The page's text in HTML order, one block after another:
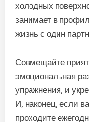
холодных
занимает в
жизнь с один
Совмещайте
эмоциональная
упражнения, и
И, наконец, если
проходите